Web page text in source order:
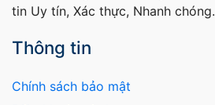
tin Uy tín, Xác thực, Nhanh chóng.
Thông tin
Chính sách bảo mật